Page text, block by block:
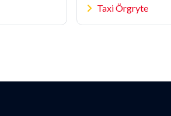
Taxi Örgryte